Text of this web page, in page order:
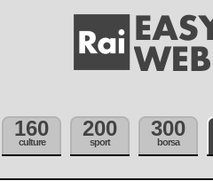
160
culture
200
sport
300
borsa